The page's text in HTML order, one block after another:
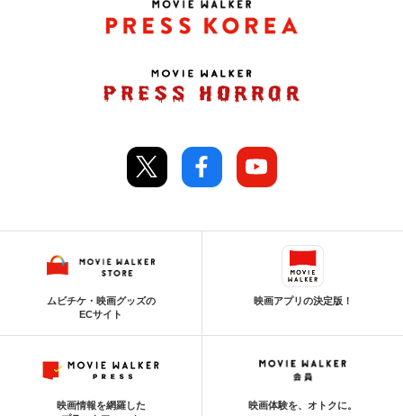
ムビチケ・映画グッズの
ECサイト
映画アプリの決定版！
映画情報を網羅した
映画体験を、オトクに。